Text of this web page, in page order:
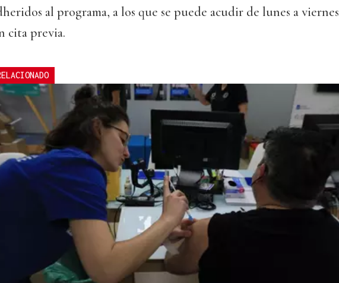
al programa, a los que se puede acudir de lunes a viernes
cita previa.